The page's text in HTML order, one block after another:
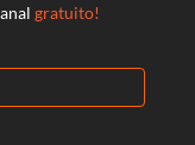
gratuito!